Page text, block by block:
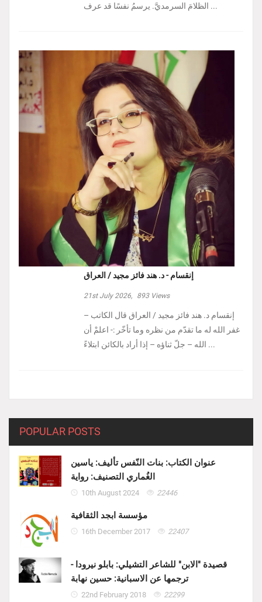
الظلامَ السرمديَّ. يرسمُ نفسًا قد عرف ...
إنقسام - د. هند فائز مجيد / العراق
21st July 2026, 893Views
إنقسام د. هند فائز مجيد / العراق ‏قال الكاتب –
غفر الله له ما تقدّم من نظره وما تأخّر :- ‏اعلمْ أن
الله – جلّ ثناؤه – إذا أراد بالكائن ابتلاءً ...
POPULAR POSTS
عنوان الكتاب: بنات النّفس تأليف: ياسين
الغُماري التصنيف: رواية
10th August 2024 22446
مؤسسة ابجد الثقافية
16th December 2017 22407
قصيدة "الابن" للشاعر التشيلي: بابلو نيرودا -
ترجمها عن الاسبانية: حسين نهابة
22nd February 2018 22299